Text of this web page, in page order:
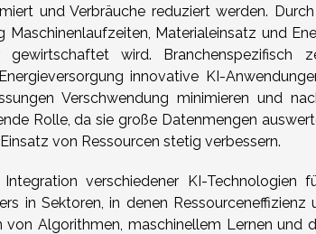
und Verbräuche reduziert werden.
Maschinenlaufzeiten, Materialeinsatz und
gewirtschaftet wird. Branchenspezifisch
innovative KI-
Verschwendung minimieren und
Rolle, da sie große Datenmengen
von Ressourcen stetig verbessern.
verschiedener KI-Technologien
in Sektoren, in denen
Algorithmen, maschinellem Lernen und